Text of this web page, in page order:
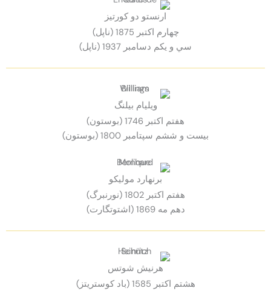
ارنستو دو كورتيز
چهارم اكتبر 1875 (ناپل)
سي و يكم دسامبر 1937 (ناپل)
ويليام بيلنگ
هفتم اكتبر 1746 (بوستون)
بيست و ششم سپتامبر 1800 (بوستون)
برنهارد موليكو
هفتم اكتبر 1802 (نورنبرگ)
دهم مه 1869 (اشتوتگارت)
هرنيش شوتس
هشتم اكتبر 1585 (باد کوستریتز)